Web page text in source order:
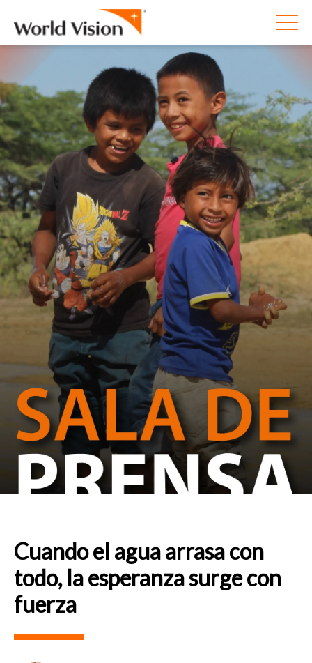
Cuando el agua arrasa con
todo, la esperanza surge con
fuerza